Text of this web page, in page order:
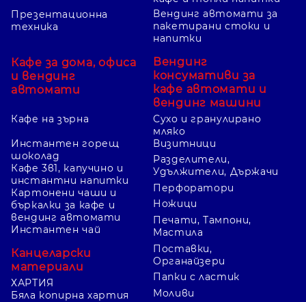
Презентационна
техника
Кафе за дома, офиса
и вендинг
автомати
Кафе на зърна
Вендинг автомати за
пакетирани стоки и
напитки
Вендинг
консумативи за
кафе автомати и
вендинг машини
Сухо и гранулирано
мляко
Инстантен горещ
шоколад
Кафе 3в1, капучино и
инстантни напитки
Картонени чаши и
бъркалки за кафе и
вендинг автомати
Инстантен чай
Канцеларски
материали
ХАРТИЯ
Бяла копирна хартия
Визитници
Разделители,
Удължители, Държачи
Перфоратори
Ножици
Печати, Тампони,
Мастила
Поставки,
Органайзери
Папки с ластик
Моливи